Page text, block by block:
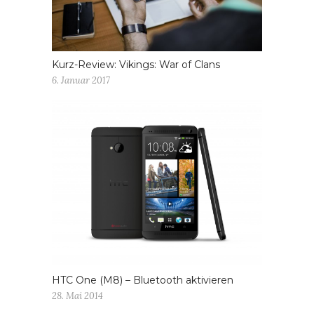
Kurz-Review: Vikings: War of Clans
6. Januar 2017
HTC One (M8) – Bluetooth aktivieren
28. Mai 2014